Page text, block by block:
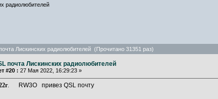
радиолюбителей
Лискинских радиолюбителей (Прочитано 31351 раз)
почта Лискинских радиолюбителей
#20 : 27 Мая 2022, 16:29:23 »
. RW3O привез QSL почту